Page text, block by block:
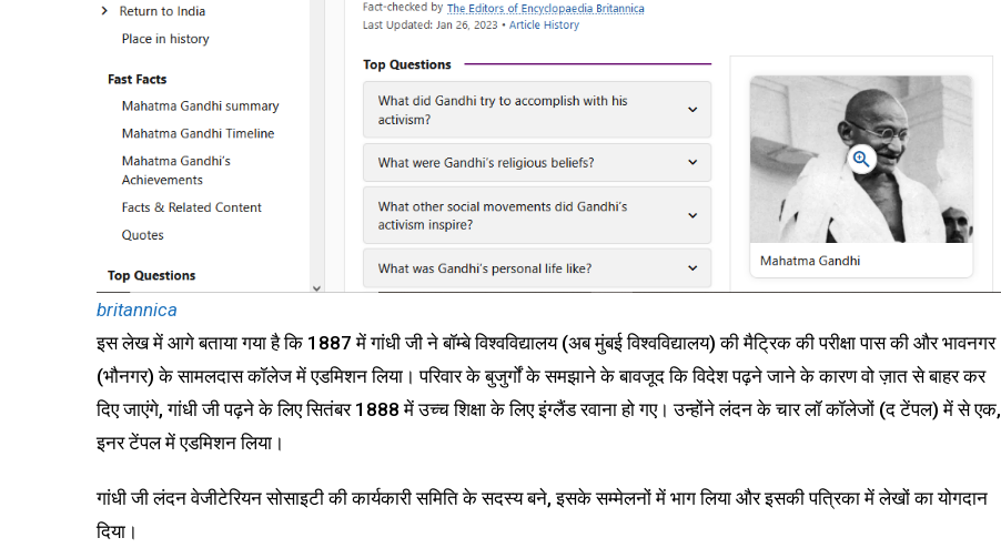
britannica
इस लेख में आगे बताया गया है कि 1887 में गांधी जी ने बॉम्बे विश्वविद्यालय (अब मुंबई विश्वविद्यालय) की मैट्रिक की परीक्षा पास की और भावनगर
(भौनगर) के सामलदास कॉलेज में एडमिशन लिया। परिवार के बुजुर्गों के समझाने के बावजूद कि विदेश पढ़ने जाने के कारण वो ज़ात से बाहर कर
दिए जाएंगे, गांधी जी पढ़ने के लिए सितंबर 1888 में उच्च शिक्षा के लिए इंग्लैंड रवाना हो गए। उन्होंने लंदन के चार लॉ कॉलेजों (द टेंपल) में से एक,
इनर टेंपल में एडमिशन लिया।
गांधी जी लंदन वेजीटेरियन सोसाइटी की कार्यकारी समिति के सदस्य बने, इसके सम्मेलनों में भाग लिया और इसकी पत्रिका में लेखों का योगदान
दिया।